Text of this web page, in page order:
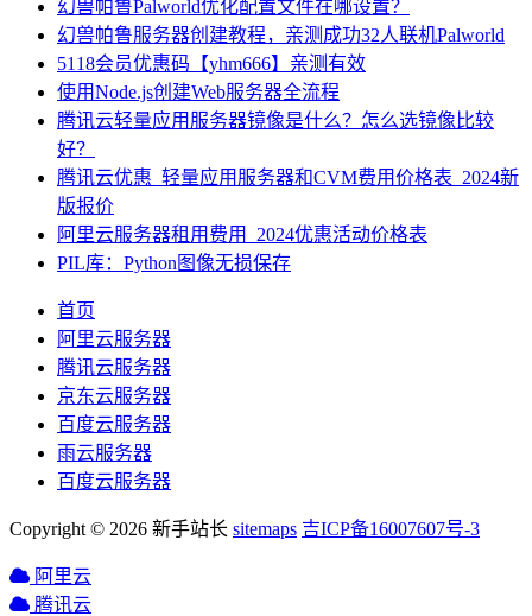
幻兽帕鲁Palworld优化配置文件在哪设置？
幻兽帕鲁服务器创建教程，亲测成功32人联机Palworld
5118会员优惠码【yhm666】亲测有效
使用Node.js创建Web服务器全流程
腾讯云轻量应用服务器镜像是什么？怎么选镜像比较
好？
腾讯云优惠_轻量应用服务器和CVM费用价格表_2024新
版报价
阿里云服务器租用费用_2024优惠活动价格表
PIL库：Python图像无损保存
首页
阿里云服务器
腾讯云服务器
京东云服务器
百度云服务器
雨云服务器
百度云服务器
Copyright © 2026 新手站长 sitemaps 吉ICP备16007607号-3
阿里云
腾讯云